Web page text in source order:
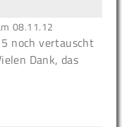
08.11.12
5 noch vertauscht
Dank, das